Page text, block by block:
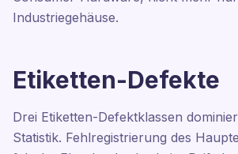
Industriegehäuse.
Etiketten-Defekte
Drei Etiketten-Defektklassen
Statistik. Fehlregistrierung des